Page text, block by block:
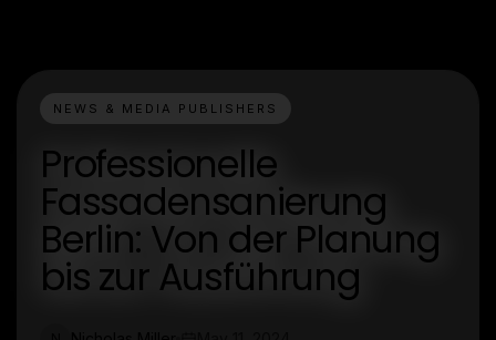
NEWS & MEDIA PUBLISHERS
Professionelle
Fassadensanierung
Berlin: Von der Planung
bis zur Ausführung